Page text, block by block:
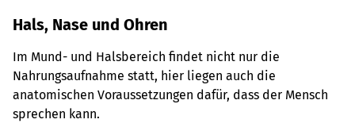
Hals, Nase und Ohren
Im Mund- und Halsbereich findet nicht nur die
Nahrungsaufnahme statt, hier liegen auch die
anatomischen Voraussetzungen dafür, dass der Mensch
sprechen kann.